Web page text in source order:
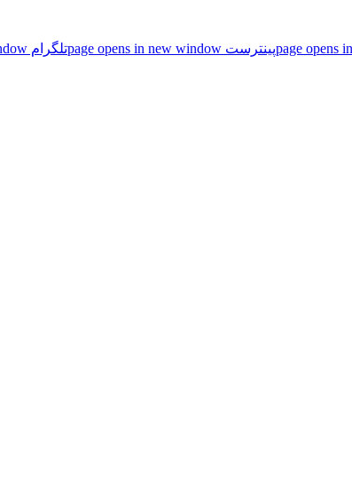
پینترست page opens in new window تلگرام page opens in new window